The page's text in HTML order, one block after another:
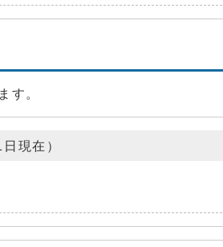
す。
現在）